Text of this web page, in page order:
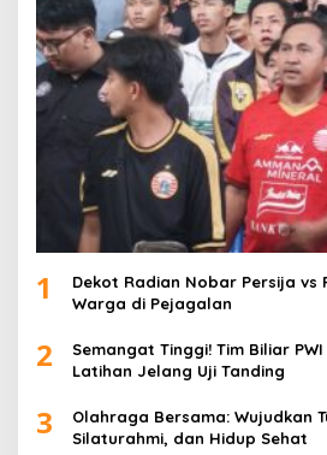
1
Dekot Radian Nobar Persija vs
Warga di Pejagalan
2
Semangat Tinggi! Tim Biliar
Latihan Jelang Uji Tanding
3
Olahraga Bersama: Wujudkan
Silaturahmi, dan Hidup Sehat